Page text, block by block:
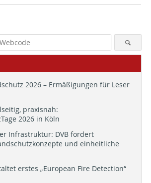
2026 – Ermäßigungen für Leser
praxisnah:
2026 in Köln
Infrastruktur: DVB fordert
und einheitliche
erstes „European Fire Detection“